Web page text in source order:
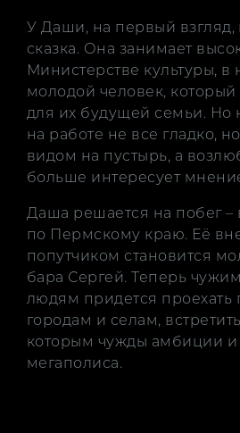
У Даши, на первый взгляд,
сказка. Она занимает
Министерстве культуры,
молодой человек, который
для их будущей семьи. Но
на работе не все гладко,
видом на пустырь, а
больше интересует
Даша решается на побег –
по Пермскому краю. Её
попутчиком становится
бара Сергей. Теперь
людям придется проехать
городам и селам,
которым чужды амбиции и
мегаполиса.